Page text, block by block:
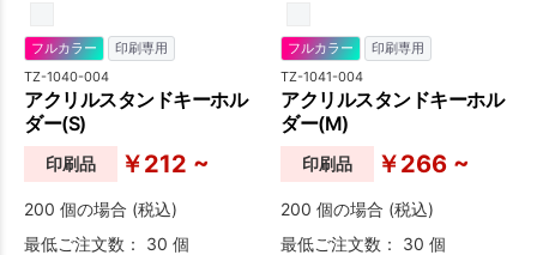
フルカラー 印刷専用
TZ-1040-004
アクリルスタンドキーホル
ダー(S)
印刷品 ￥212 ~
200 個の場合 (税込)
最低ご注文数： 30 個
フルカラー 印刷専用
TZ-1041-004
アクリルスタンドキーホル
ダー(M)
印刷品 ￥266 ~
200 個の場合 (税込)
最低ご注文数： 30 個